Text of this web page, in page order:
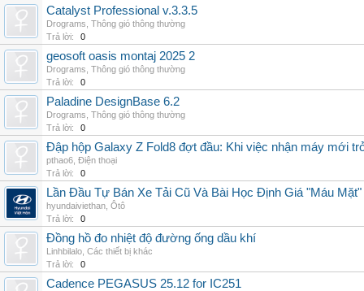
Catalyst Professional v.3.3.5
Drograms Thông gió thông thường
Trả lời:
0
geosoft oasis montaj 2025 2
Drograms Thông gió thông thường
Trả lời:
0
Paladine DesignBase 6.2
Drograms Thông gió thông thường
Trả lời:
0
Đập hộp Galaxy Z Fold8 đợt đầu: Khi việc nhận máy mới
pthao6 Điện thoại
Trả lời:
0
Lần Đầu Tự Bán Xe Tải Cũ Và Bài Học Định Giá "Máu
hyundaiviethan Ôtô
Trả lời:
0
Đồng hồ đo nhiệt độ đường ống dầu khí
Linhbilalo Các thiết bị khác
Trả lời:
0
Cadence PEGASUS 25.12 for IC251